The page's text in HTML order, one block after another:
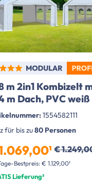
m 2in1 Kombizelt
m Dach, PVC weiß
1554582111
für bis zu80 Personen
€
Bestpreis: € 1.129,00¹
Lieferung²